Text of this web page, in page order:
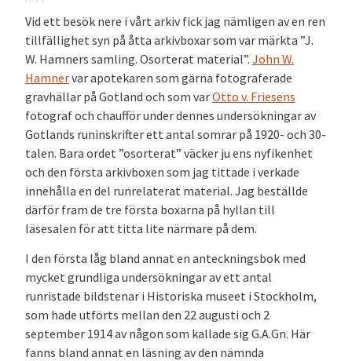
Vid ett besök nere i vårt arkiv fick jag nämligen av en ren
tillfällighet syn på åtta arkivboxar som var märkta ”J.
W. Hamners samling. Osorterat material”. John W.
Hamnervar apotekaren som gärna fotograferade
gravhällar på Gotland och som varOtto v. Friesens
fotograf och chaufför under dennes undersökningar av
Gotlands runinskrifter ett antal somrar på 1920- och 30-
talen. Bara ordet ”osorterat” väcker ju ens nyfikenhet
och den första arkivboxen som jag tittade i verkade
innehålla en del runrelaterat material. Jag beställde
därför fram de tre första boxarna på hyllan till
läsesalen för att titta lite närmare på dem.
I den första låg bland annat en anteckningsbok med
mycket grundliga undersökningar av ett antal
runristade bildstenar i Historiska museet i Stockholm,
som hade utförts mellan den 22 augusti och 2
september 1914 av någon som kallade sig G.A.Gn. Här
fanns bland annat en läsning av den nämnda